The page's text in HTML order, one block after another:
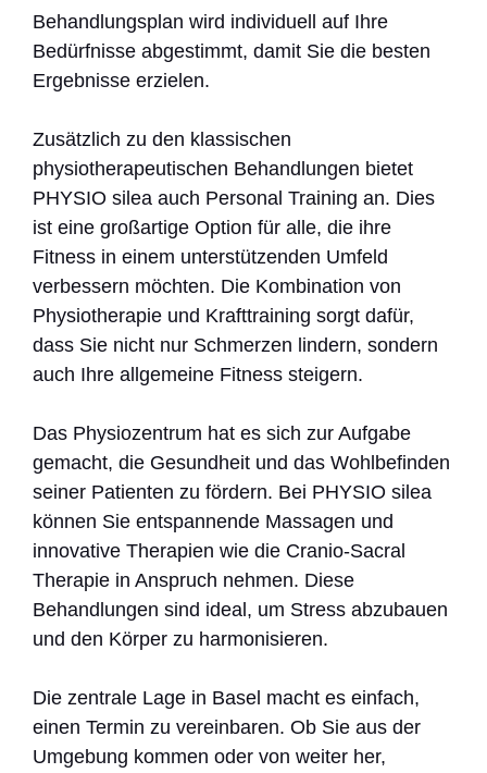
Behandlungsplan wird individuell auf Ihre
Bedürfnisse abgestimmt, damit Sie die besten
Ergebnisse erzielen.
Zusätzlich zu den klassischen
physiotherapeutischen Behandlungen bietet
PHYSIO silea auch Personal Training an. Dies
ist eine großartige Option für alle, die ihre
Fitness in einem unterstützenden Umfeld
verbessern möchten. Die Kombination von
Physiotherapie und Krafttraining sorgt dafür,
dass Sie nicht nur Schmerzen lindern, sondern
auch Ihre allgemeine Fitness steigern.
Das Physiozentrum hat es sich zur Aufgabe
gemacht, die Gesundheit und das Wohlbefinden
seiner Patienten zu fördern. Bei PHYSIO silea
können Sie entspannende Massagen und
innovative Therapien wie die Cranio-Sacral
Therapie in Anspruch nehmen. Diese
Behandlungen sind ideal, um Stress abzubauen
und den Körper zu harmonisieren.
Die zentrale Lage in Basel macht es einfach,
einen Termin zu vereinbaren. Ob Sie aus der
Umgebung kommen oder von weiter her,